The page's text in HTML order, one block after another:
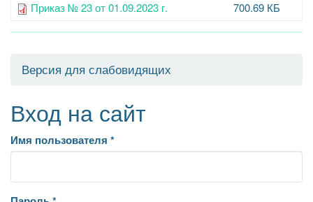
Приказ № 23 от 01.09.2023 г.
700.69 КБ
Версия для слабовидящих
Вход на сайт
Имя пользователя *